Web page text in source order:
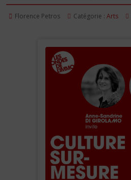
Florence Petros Catégorie : Arts